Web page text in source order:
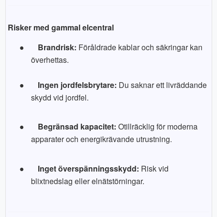
Risker med gammal elcentral
●
Brandrisk: Föråldrade kablar och säkringar kan
överhettas.
● Ingen jordfelsbrytare: Du saknar ett livräddande
skydd vid jordfel.
● Begränsad kapacitet: Otillräcklig för moderna
apparater och energikrävande utrustning.
● Inget överspänningsskydd: Risk vid
blixtnedslag eller elnätstörningar.